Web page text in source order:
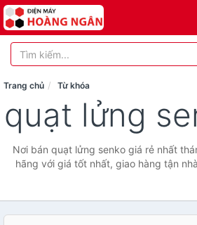
Trang chủ Từ khóa
quạt lửng
Nơi bán quạt lửng senko giá rẻ nhất
hãng với giá tốt nhất, giao hàng tận